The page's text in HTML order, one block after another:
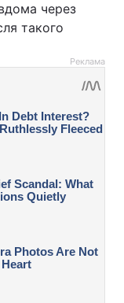
через
такого
Реклама